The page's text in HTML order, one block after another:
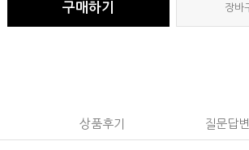
구매하기 장바
상품후기 질문답변